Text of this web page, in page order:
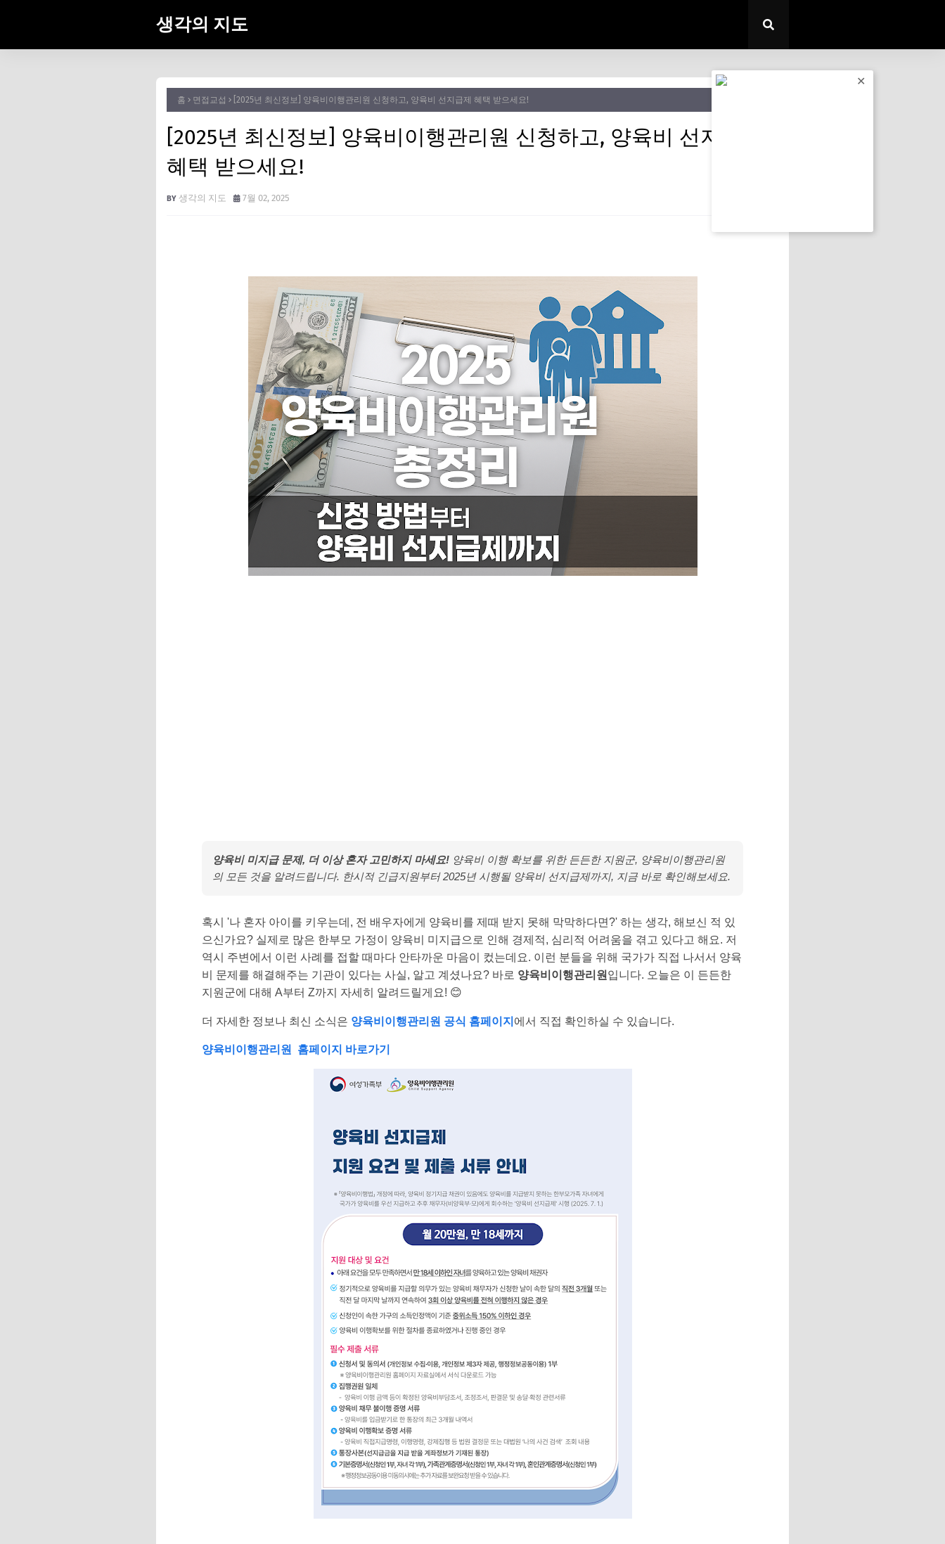
생각의 지도
홈 면접교섭 [2025년 최신정보] 양육비이행관리원 신청하고, 양육비 선지급제 혜택 받으세요!
[2025년 최신정보] 양육비이행관리원 신청하고, 양육비 선지급제
혜택 받으세요!
생각의 지도 7월 02, 2025
양육비 미지급 문제, 더 이상 혼자 고민하지 마세요! 양육비 이행 확보를 위한 든든한 지원군, 양육비이행관리원
의 모든 것을 알려드립니다. 한시적 긴급지원부터 2025년 시행될 양육비 선지급제까지, 지금 바로 확인해보세요.
혹시 '나 혼자 아이를 키우는데, 전 배우자에게 양육비를 제때 받지 못해 막막하다면?' 하는 생각, 해보신 적 있
으신가요? 실제로 많은 한부모 가정이 양육비 미지급으로 인해 경제적, 심리적 어려움을 겪고 있다고 해요. 저
역시 주변에서 이런 사례를 접할 때마다 안타까운 마음이 컸는데요. 이런 분들을 위해 국가가 직접 나서서 양육
비 문제를 해결해주는 기관이 있다는 사실, 알고 계셨나요? 바로 양육비이행관리원 입니다. 오늘은 이 든든한
지원군에 대해 A부터 Z까지 자세히 알려드릴게요! 😊
더 자세한 정보나 최신 소식은 양육비이행관리원 공식 홈페이지 에서 직접 확인하실 수 있습니다.
양육비이행관리원 홈페이지 바로가기
✕